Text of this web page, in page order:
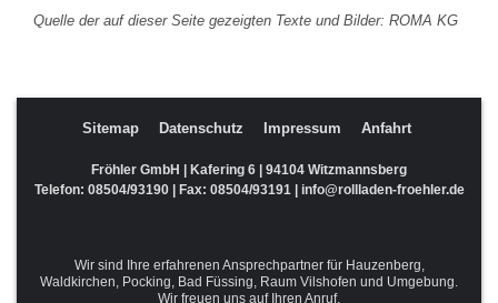
Quelle der auf dieser Seite gezeigten Texte und Bilder: ROMA KG
Sitemap Datenschutz Impressum Anfahrt
Fröhler GmbH | Kafering 6 | 94104 Witzmannsberg
Telefon: 08504/93190| Fax: 08504/93191 | info@rollladen-froehler.de
Wir sind Ihre erfahrenen Ansprechpartner für Hauzenberg,
Waldkirchen, Pocking, Bad Füssing, Raum Vilshofen und Umgebung.
Wir freuen uns auf Ihren Anruf.